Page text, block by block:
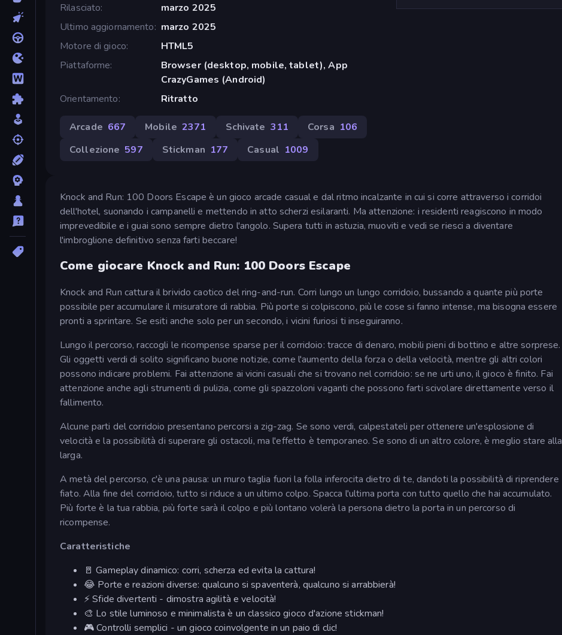
Rilasciato
marzo 2025
Ultimo aggiornamento
marzo 2025
Motore di gioco
HTML5
Piattaforme
Browser (desktop, mobile, tablet), App
CrazyGames (Android)
Orientamento
Ritratto
Arcade 667 Mobile 2371 Schivate 311 Corsa 106
Collezione 597 Stickman 177 Casual 1009
Knock and Run: 100 Doors Escape è un gioco arcade casual e dal ritmo incalzante in cui si corre attraverso i corridoi
dell'hotel, suonando i campanelli e mettendo in atto scherzi esilaranti. Ma attenzione: i residenti reagiscono in modo
imprevedibile e i guai sono sempre dietro l'angolo. Supera tutti in astuzia, muoviti e vedi se riesci a diventare
l'imbroglione definitivo senza farti beccare!
Come giocare Knock and Run: 100 Doors Escape
Knock and Run cattura il brivido caotico del ring-and-run. Corri lungo un lungo corridoio, bussando a quante più porte
possibile per accumulare il misuratore di rabbia. Più porte si colpiscono, più le cose si fanno intense, ma bisogna essere
pronti a sprintare. Se esiti anche solo per un secondo, i vicini furiosi ti inseguiranno.
Lungo il percorso, raccogli le ricompense sparse per il corridoio: tracce di denaro, mobili pieni di bottino e altre sorprese.
Gli oggetti verdi di solito significano buone notizie, come l'aumento della forza o della velocità, mentre gli altri colori
possono indicare problemi. Fai attenzione ai vicini casuali che si trovano nel corridoio: se ne urti uno, il gioco è finito. Fai
attenzione anche agli strumenti di pulizia, come gli spazzoloni vaganti che possono farti scivolare direttamente verso il
fallimento.
Alcune parti del corridoio presentano percorsi a zig-zag. Se sono verdi, calpestateli per ottenere un'esplosione di
velocità e la possibilità di superare gli ostacoli, ma l'effetto è temporaneo. Se sono di un altro colore, è meglio stare alla
larga.
A metà del percorso, c'è una pausa: un muro taglia fuori la folla inferocita dietro di te, dandoti la possibilità di riprendere
fiato. Alla fine del corridoio, tutto si riduce a un ultimo colpo. Spacca l'ultima porta con tutto quello che hai accumulato.
Più forte è la tua rabbia, più forte sarà il colpo e più lontano volerà la persona dietro la porta in un percorso di
ricompense.
Caratteristiche
🚪 Gameplay dinamico: corri, scherza ed evita la cattura!
😂 Porte e reazioni diverse: qualcuno si spaventerà, qualcuno si arrabbierà!
⚡ Sfide divertenti - dimostra agilità e velocità!
🎨 Lo stile luminoso e minimalista è un classico gioco d'azione stickman!
🎮 Controlli semplici - un gioco coinvolgente in un paio di clic!